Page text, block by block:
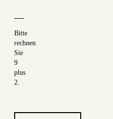
Bitte
rechnen
Sie
9
plus
2.